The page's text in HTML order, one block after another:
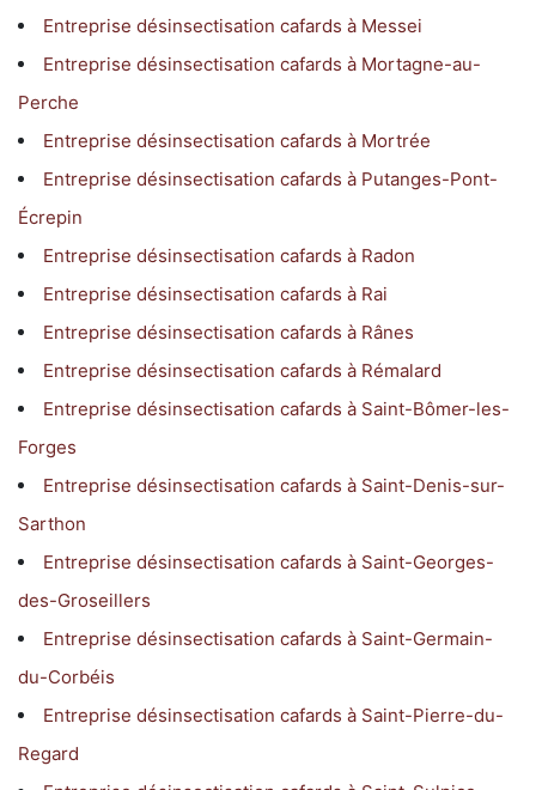
Entreprise désinsectisation cafards à Messei
Entreprise désinsectisation cafards à Mortagne-au-
Perche
Entreprise désinsectisation cafards à Mortrée
Entreprise désinsectisation cafards à Putanges-Pont-
Écrepin
Entreprise désinsectisation cafards à Radon
Entreprise désinsectisation cafards à Rai
Entreprise désinsectisation cafards à Rânes
Entreprise désinsectisation cafards à Rémalard
Entreprise désinsectisation cafards à Saint-Bômer-les-
Forges
Entreprise désinsectisation cafards à Saint-Denis-sur-
Sarthon
Entreprise désinsectisation cafards à Saint-Georges-
des-Groseillers
Entreprise désinsectisation cafards à Saint-Germain-
du-Corbéis
Entreprise désinsectisation cafards à Saint-Pierre-du-
Regard